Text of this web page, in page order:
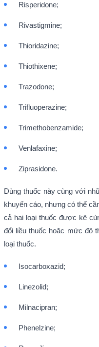
Risperidone;
Rivastigmine;
Thioridazine;
Thiothixene;
Trazodone;
Trifluoperazine;
Trimethobenzamide;
Venlafaxine;
Ziprasidone.
Dùng thuốc này cùng với
khuyến cáo, nhưng có thể
cả hai loại thuốc được kê
đổi liều thuốc hoặc mức độ
loại thuốc.
Isocarboxazid;
Linezolid;
Milnacipran;
Phenelzine;